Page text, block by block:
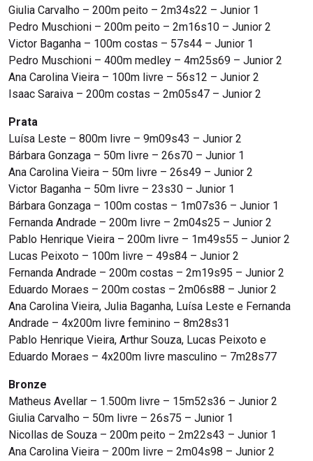
Giulia Carvalho – 200m peito – 2m34s22 – Junior 1
Pedro Muschioni – 200m peito – 2m16s10 – Junior 2
Victor Baganha – 100m costas – 57s44 – Junior 1
Pedro Muschioni – 400m medley – 4m25s69 – Junior 2
Ana Carolina Vieira – 100m livre – 56s12 – Junior 2
Isaac Saraiva – 200m costas – 2m05s47 – Junior 2
Prata
Luísa Leste – 800m livre – 9m09s43 – Junior 2
Bárbara Gonzaga – 50m livre – 26s70 – Junior 1
Ana Carolina Vieira – 50m livre – 26s49 – Junior 2
Victor Baganha – 50m livre – 23s30 – Junior 1
Bárbara Gonzaga – 100m costas – 1m07s36 – Junior 1
Fernanda Andrade – 200m livre – 2m04s25 – Junior 2
Pablo Henrique Vieira – 200m livre – 1m49s55 – Junior 2
Lucas Peixoto – 100m livre – 49s84 – Junior 2
Fernanda Andrade – 200m costas – 2m19s95 – Junior 2
Eduardo Moraes – 200m costas – 2m06s88 – Junior 2
Ana Carolina Vieira, Julia Baganha, Luísa Leste e Fernanda
Andrade – 4x200m livre feminino – 8m28s31
Pablo Henrique Vieira, Arthur Souza, Lucas Peixoto e
Eduardo Moraes – 4x200m livre masculino – 7m28s77
Bronze
Matheus Avellar – 1.500m livre – 15m52s36 – Junior 2
Giulia Carvalho – 50m livre – 26s75 – Junior 1
Nicollas de Souza – 200m peito – 2m22s43 – Junior 1
Ana Carolina Vieira – 200m livre – 2m04s98 – Junior 2